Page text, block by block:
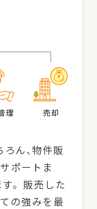
ろん､物件販
ポートま
。販売した
の強みを最